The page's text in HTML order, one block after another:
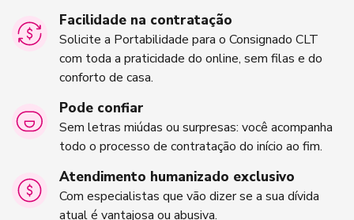
Facilidade na contratação
Solicite a Portabilidade para o Consignado CLT
com toda a praticidade do online, sem filas e do
conforto de casa.
Pode confiar
Sem letras miúdas ou surpresas: você acompanha
todo o processo de contratação do início ao fim.
Atendimento humanizado exclusivo
Com especialistas que vão dizer se a sua dívida
atual é vantajosa ou abusiva.